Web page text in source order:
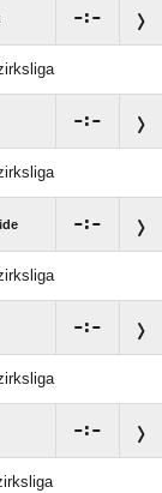
:
:
:
:
: